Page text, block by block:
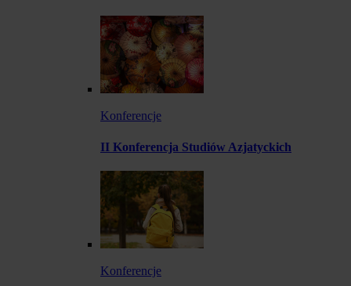
Konferencje
II Konferencja Studiów Azjatyckich
Konferencje